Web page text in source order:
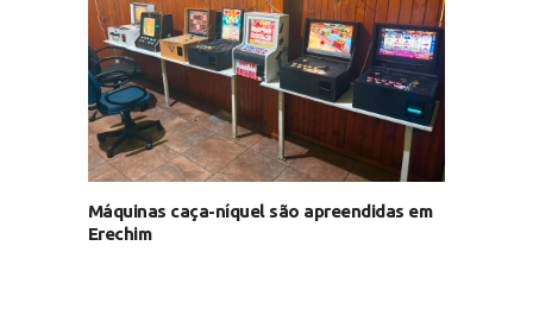
Máquinas caça-níquel são apreendidas em
Erechim